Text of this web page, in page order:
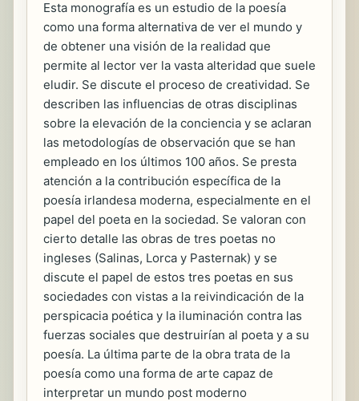
Esta monografía es un estudio de la poesía
como una forma alternativa de ver el mundo y
de obtener una visión de la realidad que
permite al lector ver la vasta alteridad que suele
eludir. Se discute el proceso de creatividad. Se
describen las influencias de otras disciplinas
sobre la elevación de la conciencia y se aclaran
las metodologías de observación que se han
empleado en los últimos 100 años. Se presta
atención a la contribución específica de la
poesía irlandesa moderna, especialmente en el
papel del poeta en la sociedad. Se valoran con
cierto detalle las obras de tres poetas no
ingleses (Salinas, Lorca y Pasternak) y se
discute el papel de estos tres poetas en sus
sociedades con vistas a la reivindicación de la
perspicacia poética y la iluminación contra las
fuerzas sociales que destruirían al poeta y a su
poesía. La última parte de la obra trata de la
poesía como una forma de arte capaz de
interpretar un mundo post moderno